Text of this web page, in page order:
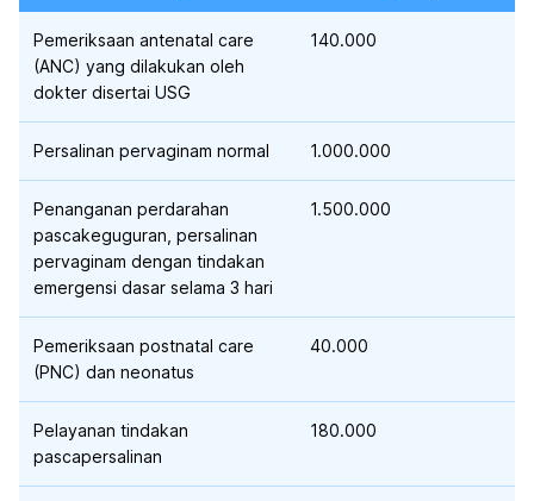
Pemeriksaan antenatal care
(ANC) yang dilakukan oleh
dokter disertai USG
140.000
Persalinan pervaginam normal 1.000.000
Penanganan perdarahan
pascakeguguran, persalinan
pervaginam dengan tindakan
emergensi dasar selama 3 hari
1.500.000
Pemeriksaan postnatal care
(PNC) dan neonatus
40.000
Pelayanan tindakan
pascapersalinan
180.000